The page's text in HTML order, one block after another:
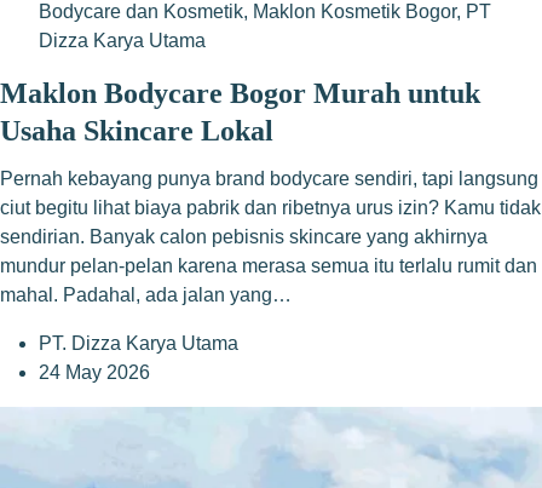
Bodycare dan Kosmetik, Maklon Kosmetik Bogor, PT
Dizza Karya Utama
Maklon Bodycare Bogor Murah untuk
Usaha Skincare Lokal
Pernah kebayang punya brand bodycare sendiri, tapi langsung
ciut begitu lihat biaya pabrik dan ribetnya urus izin? Kamu tidak
sendirian. Banyak calon pebisnis skincare yang akhirnya
mundur pelan-pelan karena merasa semua itu terlalu rumit dan
mahal. Padahal, ada jalan yang…
PT. Dizza Karya Utama
24 May 2026